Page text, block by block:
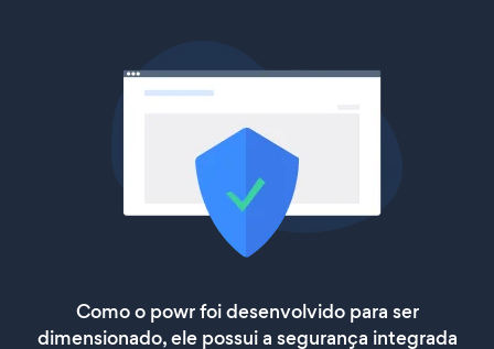
Como o powr foi desenvolvido para ser
dimensionado, ele possui a segurança integrada